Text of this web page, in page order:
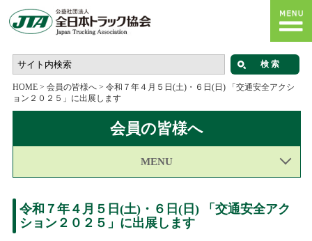
HOME> 会員の皆様へ> 令和７年４月５日(土)・６日(日) 「交通安全アクシ
ョン２０２５」に出展します
会員の皆様へ
MENU
令和７年４月５日(土)・６日(日) 「交通安全アク
ション２０２５」に出展します